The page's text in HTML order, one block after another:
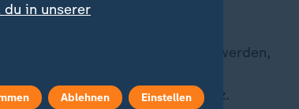
in Deutschland immer älter werden,
Pannenhilfeeinsätze steigt. Im
fast 3,7 Millionen Mal im Einsatz.
in unserer
Ablehnen Einstellen